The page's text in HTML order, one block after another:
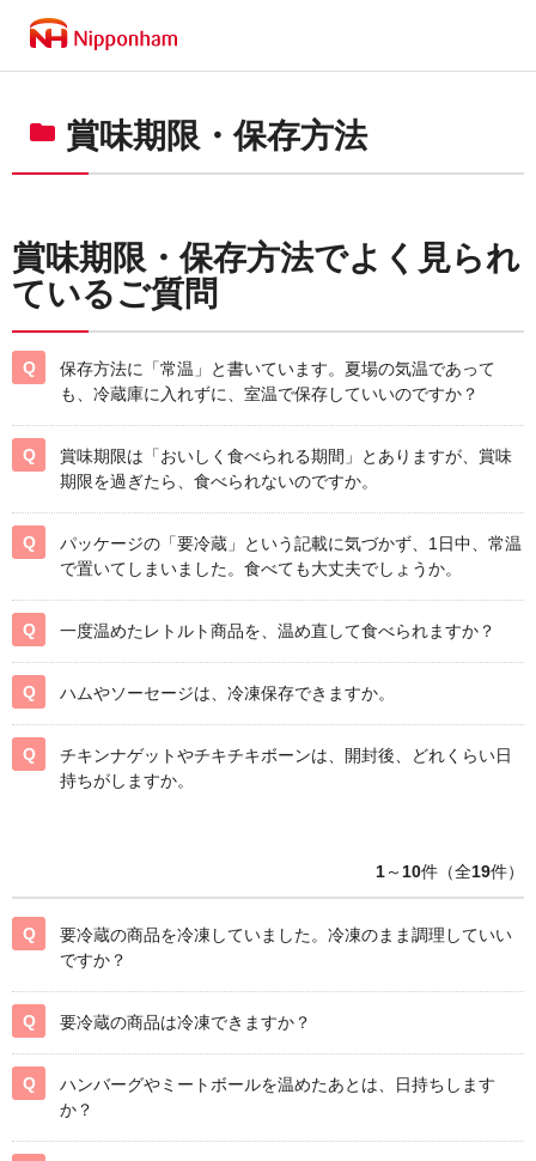
賞味期限・保存方法
賞味期限・保存方法でよく見られ
ているご質問
保存方法に「常温」と書いています。夏場の気温であって
も、冷蔵庫に入れずに、室温で保存していいのですか？
賞味期限は「おいしく食べられる期間」とありますが、賞味
期限を過ぎたら、食べられないのですか。
パッケージの「要冷蔵」という記載に気づかず、1日中、常温
で置いてしまいました。食べても大丈夫でしょうか。
一度温めたレトルト商品を、温め直して食べられますか？
ハムやソーセージは、冷凍保存できますか。
チキンナゲットやチキチキボーンは、開封後、どれくらい日
持ちがしますか。
1～ 10件（全19件）
要冷蔵の商品を冷凍していました。冷凍のまま調理していい
ですか？
要冷蔵の商品は冷凍できますか？
ハンバーグやミートボールを温めたあとは、日持ちします
か？